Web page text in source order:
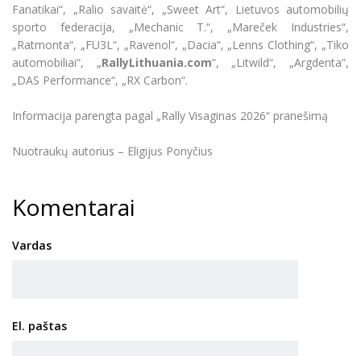
Fanatikai“, „Ralio savaitė“, „Sweet Art“, Lietuvos automobilių
sporto federacija, „Mechanic T.“, „Mareček Industries“,
„Ratmonta“, „FU3L“, „Ravenol“, „Dacia“, „Lenns Clothing“, „Tiko
automobiliai“, „RallyLithuania.com“, „Litwild“, „Argdenta“,
„DAS Performance“, „RX Carbon“.
Informacija parengta pagal „Rally Visaginas 2026“ pranešimą
Nuotraukų autorius – Eligijus Ponyčius
Komentarai
Vardas
El. paštas